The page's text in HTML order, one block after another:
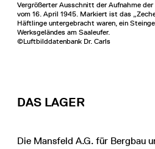
Vergrößerter Ausschnitt der Aufnahme
vom 16. April 1945. Markiert ist das
Häftlinge untergebracht waren, ein
Werksgeländes am Saaleufer.
©Luftbilddatenbank Dr. Carls
DAS LAGER
Die Mansfeld A.G. für Bergbau